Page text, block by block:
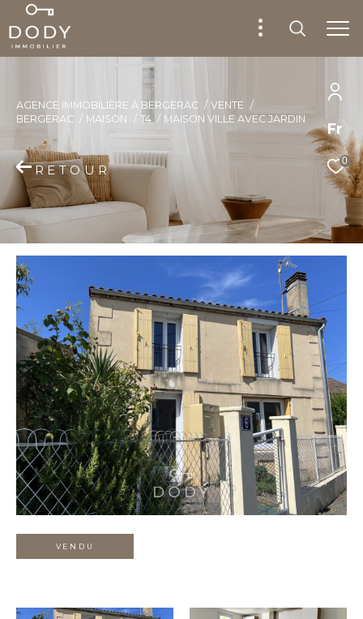
Fr
0
AGENCE IMMOBILIÈRE À BERGERAC
VENTE
BERGERAC
MAISON T4 MAISON VILLE AVEC JARDIN
RETOUR
VENDU